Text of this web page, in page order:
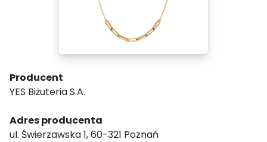
Producent
YES Biżuteria S.A.
Adres producenta
ul. Świerzawska 1, 60-321 Poznań